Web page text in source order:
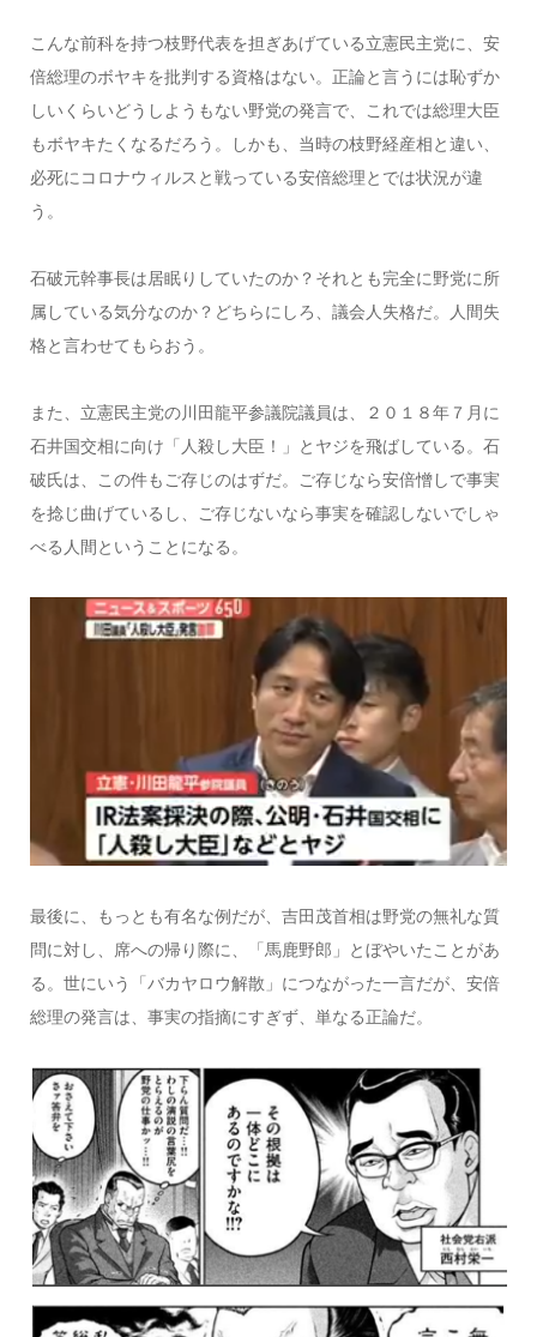
こんな前科を持つ枝野代表を担ぎあげている立憲民主党に、安
倍総理のボヤキを批判する資格はない。正論と言うには恥ずか
しいくらいどうしようもない野党の発言で、これでは総理大臣
もボヤキたくなるだろう。しかも、当時の枝野経産相と違い、
必死にコロナウィルスと戦っている安倍総理とでは状況が違
う。
石破元幹事長は居眠りしていたのか？それとも完全に野党に所
属している気分なのか？どちらにしろ、議会人失格だ。人間失
格と言わせてもらおう。
また、立憲民主党の川田龍平参議院議員は、２０１８年７月に
石井国交相に向け「人殺し大臣！」とヤジを飛ばしている。石
破氏は、この件もご存じのはずだ。ご存じなら安倍憎しで事実
を捻じ曲げているし、ご存じないなら事実を確認しないでしゃ
べる人間ということになる。
最後に、もっとも有名な例だが、吉田茂首相は野党の無礼な質
問に対し、席への帰り際に、「馬鹿野郎」とぼやいたことがあ
る。世にいう「バカヤロウ解散」につながった一言だが、安倍
総理の発言は、事実の指摘にすぎず、単なる正論だ。